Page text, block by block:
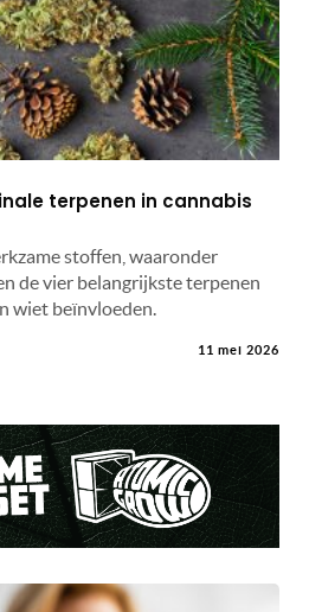
terpenen in cannabis
stoffen, waaronder
de vier belangrijkste terpenen
wiet beïnvloeden.
11 mei 2026